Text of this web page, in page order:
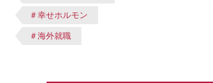
＃幸せホルモン
＃海外就職